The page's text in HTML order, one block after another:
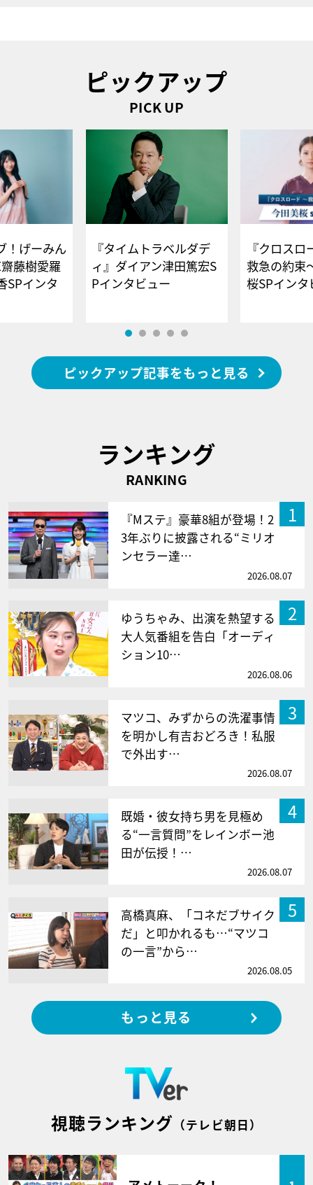
ピックアップ
PICK UP
！げーみん
藤樹愛羅
SPインタ
『タイムトラベルダデ
ィ』ダイアン津田篤宏S
Pインタビュー
『クロス
救急の約束
桜SPイ
ピックアップ記事をもっと見る
ランキング
RANKING
1
『Mステ』豪華8組が登場！2
3年ぶりに披露される“ミリオ
ンセラー達…
2026.08.07
2
ゆうちゃみ、出演を熱望する
大人気番組を告白「オーディ
ション10…
2026.08.06
3
マツコ、みずからの洗濯事情
を明かし有吉おどろき！私服
で外出す…
2026.08.07
4
既婚・彼女持ち男を見極め
る“一言質問”をレインボー池
田が伝授！…
2026.08.07
5
高橋真麻、「コネだブサイク
だ」と叩かれるも…“マツコ
の一言”から…
2026.08.05
もっと見る
視聴ランキング （テレビ朝日）